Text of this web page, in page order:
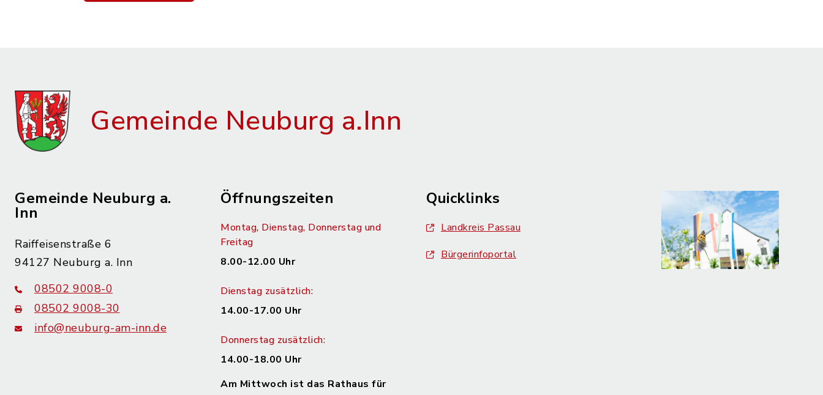
Gemeinde Neuburg a.Inn
Gemeinde Neuburg a.
Inn
Raiffeisenstraße 6
94127 Neuburg a. Inn
08502 9008-0
08502 9008-30
info@neuburg-am-inn.de
Öffnungszeiten
Montag, Dienstag, Donnerstag und
Freitag
8.00-12.00 Uhr
Dienstag zusätzlich:
14.00-17.00 Uhr
Donnerstag zusätzlich:
14.00-18.00 Uhr
Am Mittwoch ist das Rathaus für
Quicklinks
Landkreis Passau
Bürgerinfoportal